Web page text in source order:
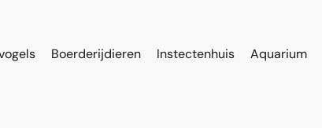
Boerderijdieren Instectenhuis Aquarium